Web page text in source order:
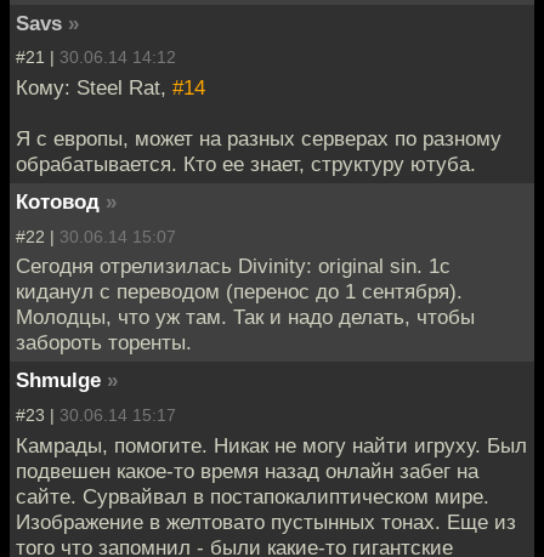
Savs »
#21 | 30.06.14 14:12
Кому: Steel Rat, #14
Я с европы, может на разных серверах по разному
обрабатывается. Кто ее знает, структуру ютуба.
Котовод »
#22 | 30.06.14 15:07
Сегодня отрелизилась Divinity: original sin. 1с
киданул с переводом (перенос до 1 сентября).
Молодцы, что уж там. Так и надо делать, чтобы
забороть торенты.
Shmulge »
#23 | 30.06.14 15:17
Камрады, помогите. Никак не могу найти игруху. Был
подвешен какое-то время назад онлайн забег на
сайте. Сурвайвал в постапокалиптическом мире.
Изображение в желтовато пустынных тонах. Еще из
того что запомнил - были какие-то гигантские